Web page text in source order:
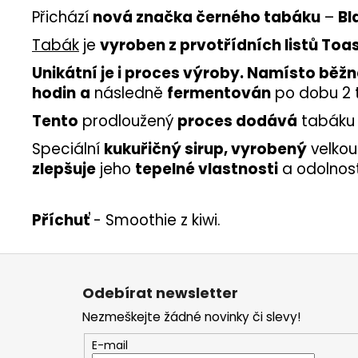
Přichází nová značka černého tabáku –
Tabák je vyroben z prvotřídních listů
Unikátní je i proces výroby. Namísto
hodin a následně fermentován po dobu 2
Tento prodloužený proces dodává tabáku
Speciální kukuřičný sirup, vyrobený
zlepšuje jeho tepelné vlastnosti a
Příchuť- Smoothie z kiwi.
Z
Odebírat newsletter
Nezmeškejte žádné novinky či slevy!
E-mail